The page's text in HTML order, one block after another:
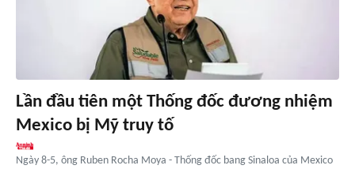
Lần đầu tiên một Thống đốc đương nhiệm
Mexico bị Mỹ truy tố
Ngày 8-5, ông Ruben Rocha Moya - Thống đốc bang Sinaloa của Mexico